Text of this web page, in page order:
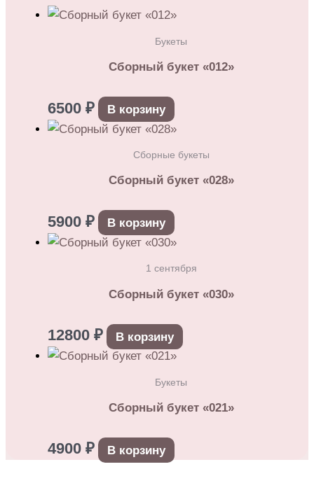
Букеты
Сборный букет «012»
6500 ₽ В корзину
Сборные букеты
Сборный букет «028»
5900 ₽ В корзину
1 сентября
Сборный букет «030»
12800 ₽ В корзину
Букеты
Сборный букет «021»
4900 ₽ В корзину